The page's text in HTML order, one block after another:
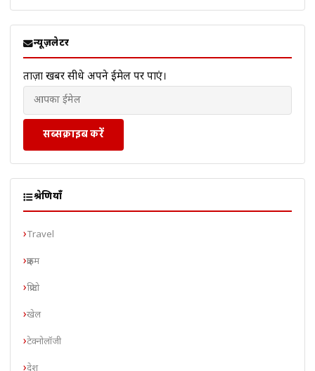
न्यूज़लेटर
ताज़ा खबरें सीधे अपने ईमेल पर पाएं।
सब्सक्राइब करें
श्रेणियाँ
Travel
क्राइम
क्रिप्टो
खेल
टेक्नोलॉजी
देश